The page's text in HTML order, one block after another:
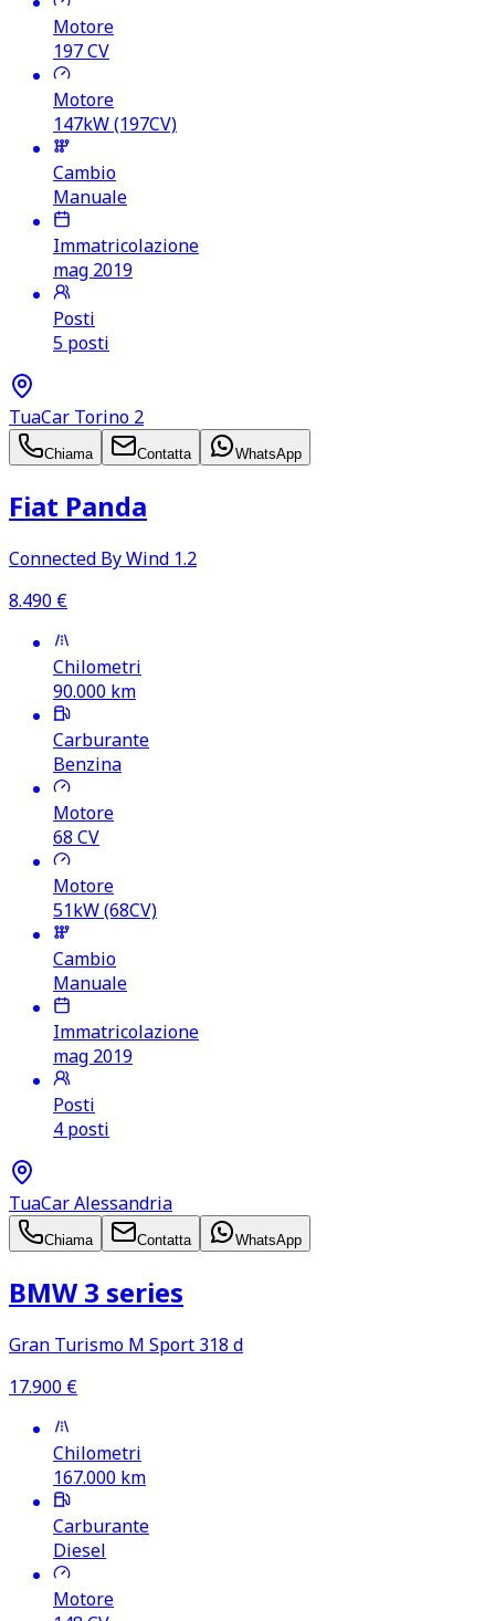
Motore
197CV
Motore
147kW (197CV)
Cambio
Manuale
Immatricolazione
mag 2019
Posti
5 posti
TuaCar Torino 2
Chiama Contatta WhatsApp
Fiat Panda
Connected By Wind 1.2
8.490 €
Chilometri
90.000 km
Carburante
Benzina
Motore
68 CV
Motore
51kW (68CV)
Cambio
Manuale
Immatricolazione
mag 2019
Posti
4 posti
TuaCar Alessandria
Chiama Contatta WhatsApp
BMW 3 series
Gran Turismo M Sport 318 d
17.900 €
Chilometri
167.000 km
Carburante
Diesel
Motore